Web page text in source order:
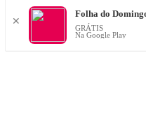
✕
Folha do
GRÁTIS
Na Google Play